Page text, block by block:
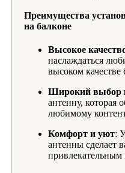
Преимущества
на балконе
Высокое
наслаждаться
высоком качестве
Широкий выбор
антенну, которая
любимому
Комфорт и уют:
антенны сделает